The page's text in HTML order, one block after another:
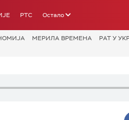
РТС Остало
МЕРИЛА ВРЕМЕНА РАТ У